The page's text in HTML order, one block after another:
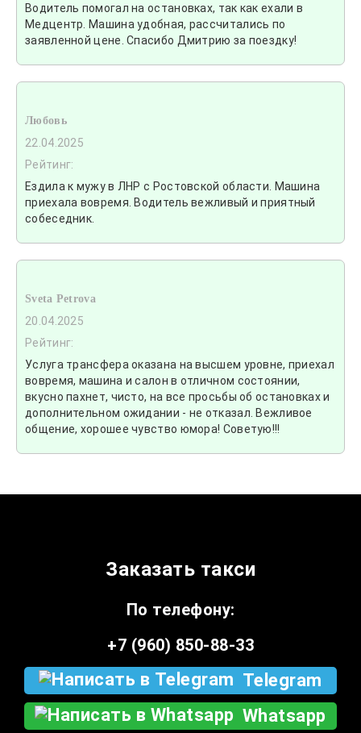
Водитель помогал на остановках, так как ехали в
Медцентр. Машина удобная, рассчитались по
заявленной цене. Спасибо Дмитрию за поездку!
Любовь
22.04.2025
Рейтинг:
Ездила к мужу в ЛНР с Ростовской области. Машина
приехала вовремя. Водитель вежливый и приятный
собеседник.
Sveta Petrova
20.04.2025
Рейтинг:
Услуга трансфера оказана на высшем уровне, приехал
вовремя, машина и салон в отличном состоянии,
вкусно пахнет, чисто, на все просьбы об остановках и
дополнительном ожидании - не отказал. Вежливое
общение, хорошее чувство юмора! Советую!!!
Заказать такси
По телефону:
+7 (960) 850-88-33
Telegram
Whatsapp